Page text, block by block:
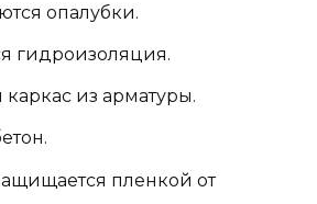
опалубки.
гидроизоляция.
каркас из арматуры.
пленкой от